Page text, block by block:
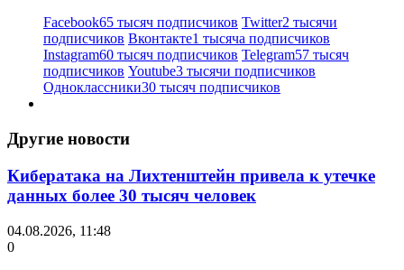
Facebook65 тысяч подписчиков Twitter2 тысячи
подписчиков Вконтакте1 тысяча подписчиков
Instagram60 тысяч подписчиков Telegram57 тысяч
подписчиков Youtube3 тысячи подписчиков
Одноклассники30 тысяч подписчиков
Другие новости
Кибератака на Лихтенштейн привела к утечке
данных более 30 тысяч человек
04.08.2026, 11:48
0